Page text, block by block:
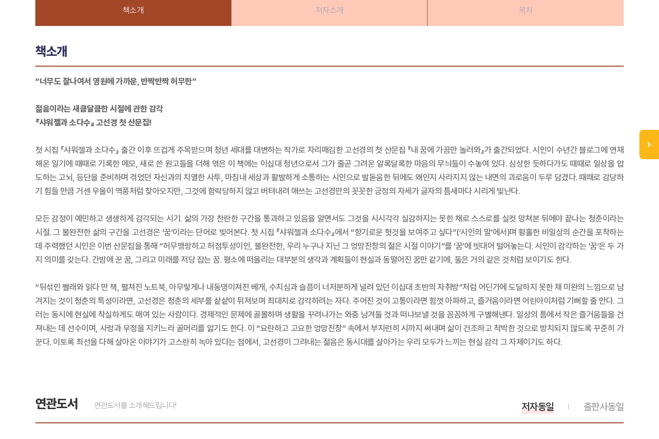
책소개 저자소개 목차
책소개
“너무도 찰나여서 영원에 가까운, 반짝반짝 허무한”
젊음이라는 새큼달큼한 시절에 관한 감각
『샤워젤과 소다수』 고선경 첫 산문집!
첫 시집 『샤워젤과 소다수』 출간 이후 뜨겁게 주목받으며 청년 세대를 대변하는 작가로 자리매김한 고선경의 첫 산문집 『내 꿈에 가끔만 놀러와』가 출간되었다. 시인이 수년간 블로그에 연재
해온 일기에 때때로 기록한 메모, 새로 쓴 원고들을 더해 엮은 이 책에는 이십대 청년으로서 그가 줄곧 그려온 알록달록한 마음의 무늬들이 수놓여 있다. 심상한 듯하다가도 때때로 일상을 압
도하는 고뇌, 등단을 준비하며 겪었던 자신과의 치열한 사투, 마침내 세상과 활발하게 소통하는 시인으로 발돋움한 뒤에도 왜인지 사라지지 않는 내면의 괴로움이 두루 담겼다. 때때로 감당하
기 힘들 만큼 거센 우울이 역풍처럼 찾아오지만, 그것에 함락당하지 않고 버텨내려 애쓰는 고선경만의 꼿꼿한 긍정의 자세가 글자의 틈새마다 시리게 빛난다.
모든 감정이 예민하고 생생하게 감각되는 시기. 삶의 가장 찬란한 구간을 통과하고 있음을 알면서도 그것을 시시각각 실감하지는 못한 채로 스스로를 실컷 망쳐본 뒤에야 끝나는 청춘이라는
시절. 그 불완전한 삶의 구간을 고선경은 ‘꿈’이라는 단어로 빚어본다. 첫 시집 『샤워젤과 소다수』에서 “향기로운 헛것을 보여주고 싶다”(‘시인의 말’에서)며 황홀한 비일상의 순간을 포착하는
데 주력했던 시인은 이번 산문집을 통해 “허무맹랑하고 허점투성이인, 불완전한, 우리 누구나 지닌 그 엉망진창의 젊은 시절 이야기”를 ‘꿈’에 빗대어 털어놓는다. 시인이 감각하는 ‘꿈’은 두 가
지 의미를 갖는다. 간밤에 꾼 꿈, 그리고 미래를 저당 잡는 꿈. 평소에 떠올리는 대부분의 생각과 계획들이 현실과 동떨어진 꿈만 같기에, 둘은 거의 같은 것처럼 보이기도 한다.
“뒤섞인 빨래와 읽다 만 책, 펼쳐진 노트북, 아무렇게나 내동댕이쳐진 베개, 수치심과 슬픔이 너저분하게 널려 있던 이십대 초반의 자취방”처럼 어딘가에 도달하지 못한 채 미완의 느낌으로 남
겨지는 것이 청춘의 특성이라면, 고선경은 청춘의 세부를 샅샅이 뒤져보며 최대치로 감각하려는 자다. 주어진 것이 고통이라면 힘껏 아파하고, 즐거움이라면 어린아이처럼 기뻐할 줄 안다. 그
러는 동시에 현실에 착실하게도 매여 있는 사람이다. 경제적인 문제에 골몰하며 생활을 꾸려나가는 와중 남겨둘 것과 떠나보낼 것을 꼼꼼하게 구별해낸다. 일상의 틈에서 작은 즐거움들을 건
져내는 데 선수이며, 사랑과 우정을 지키느라 골머리를 앓기도 한다. 이 “요란하고 고요한 엉망진창” 속에서 부지런히 시까지 써내며 삶이 건조하고 척박한 것으로 방치되지 않도록 꾸준히 가
꾼다. 이토록 최선을 다해 살아온 이야기가 고스란히 녹아 있다는 점에서, 고선경이 그려내는 젊음은 동시대를 살아가는 우리 모두가 느끼는 현실 감각 그 자체이기도 하다.
연관도서 연관도서를 소개해드립니다! 출판사동일
저자동일